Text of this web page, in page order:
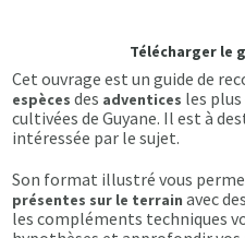
Télécharger le
Cet ouvrage est un guide de
espècesdes adventices les
cultivées de Guyane. Il est à
intéressée par le sujet.
Son format illustré vous
présentes sur le terrain avec
les compléments techniques